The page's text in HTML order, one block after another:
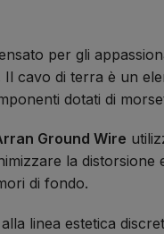
per gli
cavo di terra è un
dotati di
Ground Wire
la
di fondo.
linea estetica